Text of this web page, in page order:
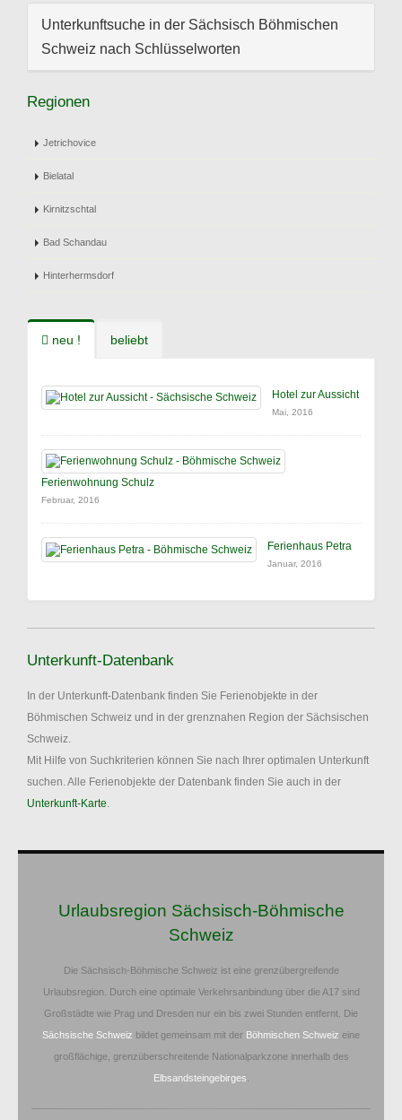
Unterkunftsuche in der Sächsisch Böhmischen
Schweiz nach Schlüsselworten
Regionen
Jetrichovice
Bielatal
Kirnitzschtal
Bad Schandau
Hinterhermsdorf
neu ! beliebt
Hotel zur Aussicht
Mai, 2016
Ferienwohnung Schulz
Februar, 2016
Ferienhaus Petra
Januar, 2016
Unterkunft-Datenbank
In der Unterkunft-Datenbank finden Sie Ferienobjekte in der
Böhmischen Schweiz und in der grenznahen Region der Sächsischen
Schweiz.
Mit Hilfe von Suchkriterien können Sie nach Ihrer optimalen Unterkunft
suchen. Alle Ferienobjekte der Datenbank finden Sie auch in der
Unterkunft-Karte.
Urlaubsregion Sächsisch-Böhmische
Schweiz
Die Sächsisch-Böhmische Schweiz ist eine grenzübergreifende
Urlaubsregion. Durch eine optimale Verkehrsanbindung über die A17 sind
Großstädte wie Prag und Dresden nur ein bis zwei Stunden entfernt. Die
Sächsische Schweiz bildet gemeinsam mit der Böhmischen Schweiz eine
großflächige, grenzüberschreitende Nationalparkzone innerhalb des
Elbsandsteingebirges